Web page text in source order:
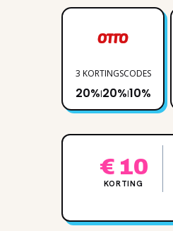
3 KORTINGSCODES
20%|20%|10%
€ 10
KORTING